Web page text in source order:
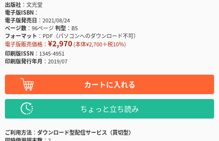
出版社
文光堂
電子版ISBN
電子版発売日
2021/08/24
ページ数
96ページ判型
B5
フォーマット
PDF（パソコンへのダウンロード不可）
電子版販売価格： ¥2,970(本体¥2,700＋税10％)
印刷版ISSN
1345-4951
印刷版発行年月
2019/07
カートに入れる
ちょっと立ち読み
ご利用方法
ダウンロード型配信サービス（買切型）